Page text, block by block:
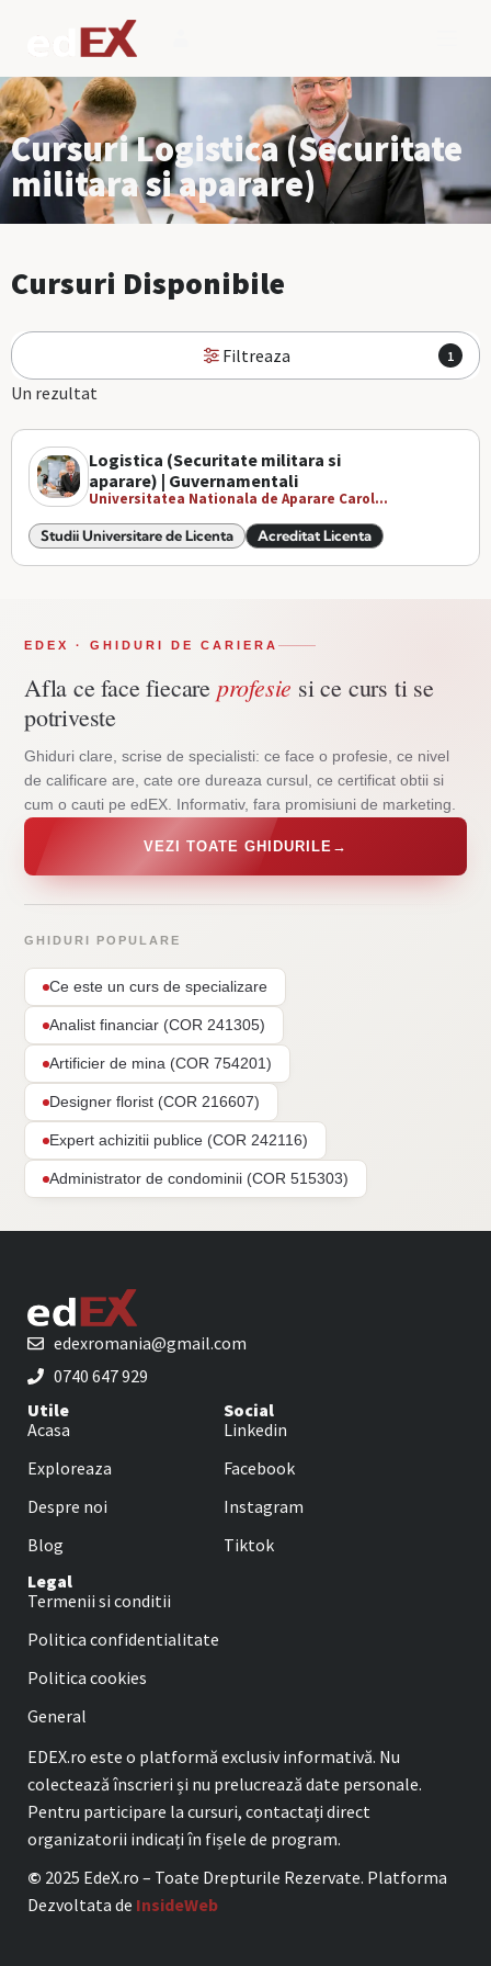
Cursuri Logistica (Securitate
militara si aparare)
Cursuri Disponibile
Filtreaza 1
Un rezultat
Logistica (Securitate militara si
aparare) | Guvernamentali
Universitatea Nationala de Aparare Carol...
Studii Universitare de Licenta Acreditat Licenta
EDEX · GHIDURI DE CARIERA
Afla ce face fiecare profesie si ce curs ti se
potriveste
Ghiduri clare, scrise de specialisti: ce face o profesie, ce nivel
de calificare are, cate ore dureaza cursul, ce certificat obtii si
cum o cauti pe edEX. Informativ, fara promisiuni de marketing.
VEZI TOATE GHIDURILE →
GHIDURI POPULARE
Ce este un curs de specializare
Analist financiar (COR 241305)
Artificier de mina (COR 754201)
Designer florist (COR 216607)
Expert achizitii publice (COR 242116)
Administrator de condominii (COR 515303)
edexromania@gmail.com
0740 647 929
Utile
Acasa
Exploreaza
Despre noi
Blog
Social
Linkedin
Facebook
Instagram
Tiktok
Legal
Termenii si conditii
Politica confidentialitate
Politica cookies
General
EDEX.ro este o platformă exclusiv informativă. Nu
colectează înscrieri și nu prelucrează date personale.
Pentru participare la cursuri, contactați direct
organizatorii indicați în fișele de program.
© 2025 EdeX.ro – Toate Drepturile Rezervate. Platforma
Dezvoltata de InsideWeb